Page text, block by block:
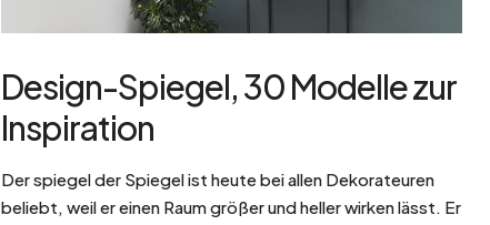
Design-Spiegel, 30 Modelle zur
Inspiration
Der spiegel der Spiegel ist heute bei allen Dekorateuren
beliebt, weil er einen Raum größer und heller wirken lässt. Er